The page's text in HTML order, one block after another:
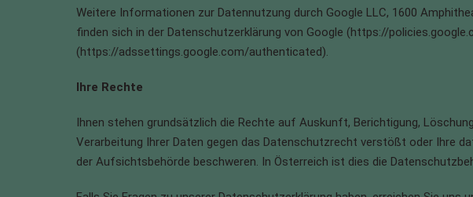
Weitere Informationen zur Datennutzung durch Google LLC, 1600
finden sich in der Datenschutzerklärung von Google (https://
(https://adssettings.google.com/authenticated).
Ihre Rechte
Ihnen stehen grundsätzlich die Rechte auf Auskunft, Berichtigung,
Verarbeitung Ihrer Daten gegen das Datenschutzrecht verstößt oder Ihre
der Aufsichtsbehörde beschweren. In Österreich ist dies die